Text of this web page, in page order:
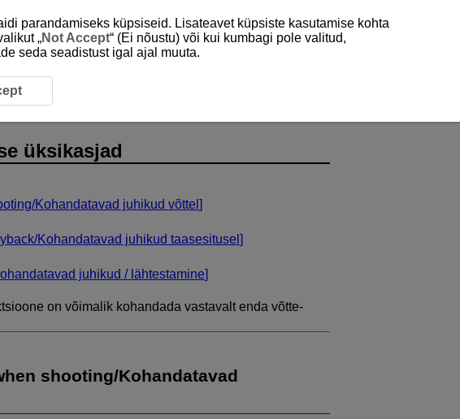
üksikasjad
Kohandatavad juhikud võttel ]
Kohandatavad juhikud taasesitusel ]
juhikud / lähtestamine]
on võimalik kohandada vastavalt enda võtte-
shooting/Kohandatavad
parandamiseks küpsiseid. Lisateavet küpsiste kasutamise kohta
„Not Accept“ (Ei nõustu) või kui kumbagi pole valitud,
seda seadistust igal ajal muuta.